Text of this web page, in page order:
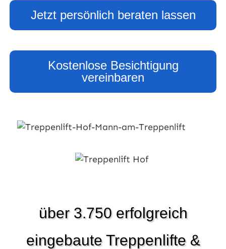
Jetzt persönlich beraten lassen
Kostenlose Besichtigung
vereinbaren
über 3.750 erfolgreich
eingebaute Treppenlifte &